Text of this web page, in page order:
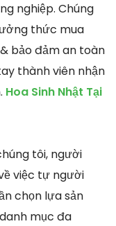
nghiệp. Chúng
thức mua
bảo đảm an toàn
thành viên nhận
Hoa Sinh Nhật Tại
tôi, người
việc tự người
chọn lựa sản
mục đa